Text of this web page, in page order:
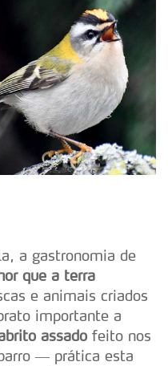
a gastronomia de
que a terra
e animais criados
importante a
assado feito nos
— prática esta